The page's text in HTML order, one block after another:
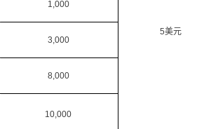
5美元
1,000
3,000
8,000
10,000